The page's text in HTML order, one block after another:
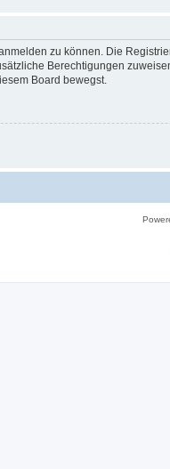
zu können. Die
Berechtigungen
Board bewegst.